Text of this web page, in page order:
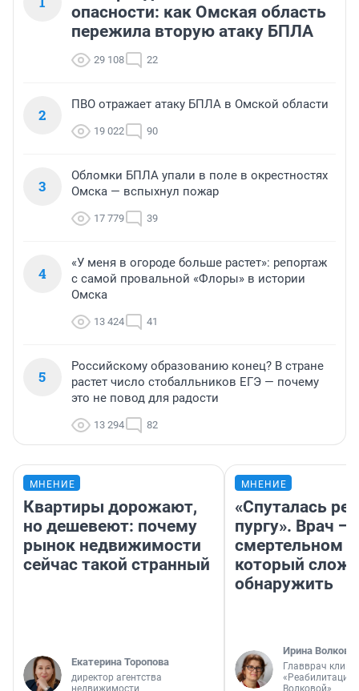
опасности: как Омская область
пережила вторую атаку БПЛА
29 108 22
2
ПВО отражает атаку БПЛА в Омской области
19 022 90
3
Обломки БПЛА упали в поле в окрестностях
Омска — вспыхнул пожар
17 779 39
4
«У меня в огороде больше растет»: репортаж
с самой провальной «Флоры» в истории
Омска
13 424 41
5
Российскому образованию конец? В стране
растет число стобалльников ЕГЭ — почему
это не повод для радости
13 294 82
МНЕНИЕ
Квартиры дорожают,
но дешевеют: почему
рынок недвижимости
сейчас такой странный
Екатерина Торопова
директор агентства
МНЕНИЕ
«Спуталась
пургу». Врач —
смертельном
который
обнаружить
Ирина Волкова
Главврач
«Реабилитация